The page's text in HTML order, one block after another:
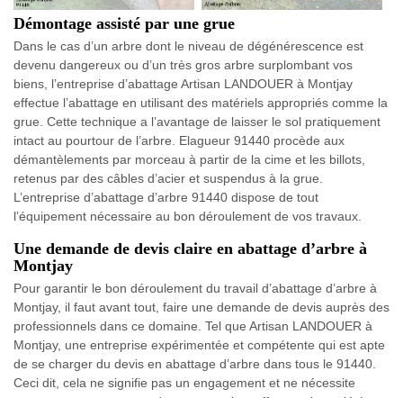
Démontage assisté par une grue
Dans le cas d’un arbre dont le niveau de dégénérescence est
devenu dangereux ou d’un très gros arbre surplombant vos
biens, l’entreprise d’abattage Artisan LANDOUER à Montjay
effectue l’abattage en utilisant des matériels appropriés comme la
grue. Cette technique a l’avantage de laisser le sol pratiquement
intact au pourtour de l’arbre. Elagueur 91440 procède aux
démantèlements par morceau à partir de la cime et les billots,
retenus par des câbles d’acier et suspendus à la grue.
L’entreprise d’abattage d’arbre 91440 dispose de tout
l’équipement nécessaire au bon déroulement de vos travaux.
Une demande de devis claire en abattage d’arbre à
Montjay
Pour garantir le bon déroulement du travail d’abattage d’arbre à
Montjay, il faut avant tout, faire une demande de devis auprès des
professionnels dans ce domaine. Tel que Artisan LANDOUER à
Montjay, une entreprise expérimentée et compétente qui est apte
de se charger du devis en abattage d’arbre dans tous le 91440.
Ceci dit, cela ne signifie pas un engagement et ne nécessite